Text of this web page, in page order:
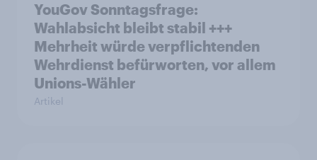
YouGov Sonntagsfrage:
Wahlabsicht bleibt stabil +++
Mehrheit würde verpflichtenden
Wehrdienst befürworten, vor allem
Unions-Wähler
Artikel